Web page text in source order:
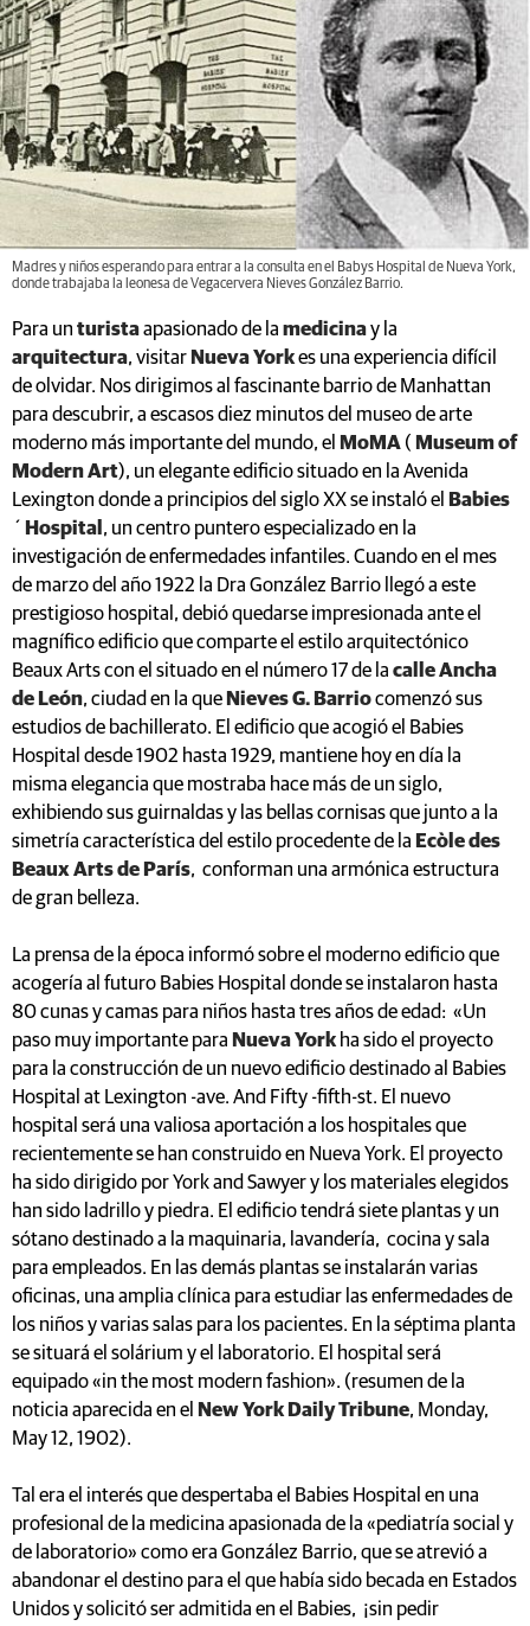
Madres y niños esperando para entrar a la consulta en el Babys Hospital de Nueva York,
donde trabajaba la leonesa de Vegacervera Nieves González Barrio.
Para un turistaapasionado de la medicinay la
arquitectura, visitar Nueva Yorkes una experiencia difícil
de olvidar. Nos dirigimos al fascinante barrio de Manhattan
para descubrir, a escasos diez minutos del museo de arte
moderno más importante del mundo, el MoMA ( Museum of
Modern Art), un elegante edificio situado en la Avenida
Lexington donde a principios del siglo XX se instaló el
Babies
´ Hospital , un centro puntero especializado en la
investigación de enfermedades infantiles. Cuando en el mes
de marzo del año 1922 la Dra González Barrio llegó a este
prestigioso hospital, debió quedarse impresionada ante el
magnífico edificio que comparte el estilo arquitectónico
Beaux Arts con el situado en el número 17 de la calle Ancha
de León, ciudad en la que Nieves G. Barriocomenzó sus
estudios de bachillerato. El edificio que acogió el Babies
Hospital desde 1902 hasta 1929, mantiene hoy en día la
misma elegancia que mostraba hace más de un siglo,
exhibiendo sus guirnaldas y las bellas cornisas que junto a la
simetría característica del estilo procedente de la Ecòle des
Beaux Arts de París, conforman una armónica estructura
de gran belleza.
La prensa de la época informó sobre el moderno edificio que
acogería al futuro Babies Hospital donde se instalaron hasta
80 cunas y camas para niños hasta tres años de edad: «Un
paso muy importante para Nueva Yorkha sido el proyecto
para la construcción de un nuevo edificio destinado al Babies
Hospital at Lexington -ave. And Fifty -fifth-st. El nuevo
hospital será una valiosa aportación a los hospitales que
recientemente se han construido en Nueva York. El proyecto
ha sido dirigido por York and Sawyer y los materiales elegidos
han sido ladrillo y piedra. El edificio tendrá siete plantas y un
sótano destinado a la maquinaria, lavandería, cocina y sala
para empleados. En las demás plantas se instalarán varias
oficinas, una amplia clínica para estudiar las enfermedades de
los niños y varias salas para los pacientes. En la séptima planta
se situará el solárium y el laboratorio. El hospital será
equipado «in the most modern fashion». (resumen de la
noticia aparecida en el New York Daily Tribune, Monday,
May 12, 1902).
Tal era el interés que despertaba el Babies Hospital en una
profesional de la medicina apasionada de la «pediatría social y
de laboratorio» como era González Barrio, que se atrevió a
abandonar el destino para el que había sido becada en Estados
Unidos y solicitó ser admitida en el Babies, ¡sin pedir